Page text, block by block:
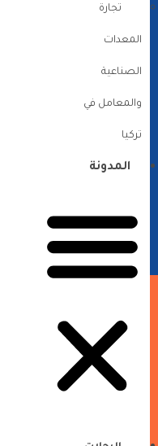
تجارة
المعدات
الصناعية
والمعامل في
تركيا
المدونة